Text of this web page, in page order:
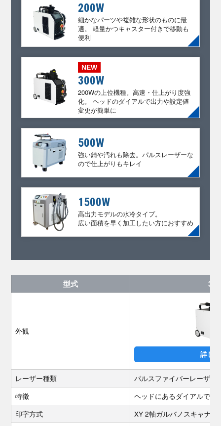
200W
細かなパーツや複雑な形状のものに最
適。
軽量かつキャスター付きで移動も
便利
NEW
300W
200Wの上位機種。高速・仕上がり度強
化。
ヘッドのダイアルで出力や設定値
変更が簡単に
500W
強い錆や汚れも除去。パルスレーザーな
ので仕上がりもキレイ
1500W
高出力モデルの水冷タイプ。
広い面積を早く加工したい方におすすめ
型式
外観
詳し
レーザー種類
パルスファイバーレーザー
特徴
ヘッドにあるダイアルで出
印字方式
XY 2軸ガルバノスキャナ方